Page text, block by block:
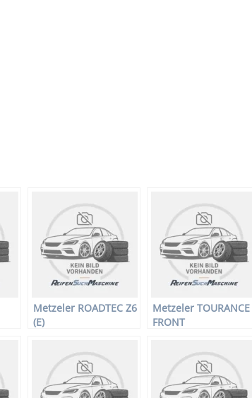
Metzeler ROADTEC Z6
(E)
Metzeler TOURANCE
FRONT